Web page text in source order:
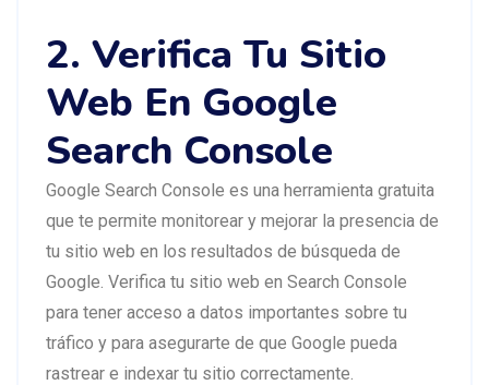
2. Verifica Tu Sitio
Web En Google
Search Console
Google Search Console es una herramienta gratuita
que te permite monitorear y mejorar la presencia de
tu sitio web en los resultados de búsqueda de
Google. Verifica tu sitio web en Search Console
para tener acceso a datos importantes sobre tu
tráfico y para asegurarte de que Google pueda
rastrear e indexar tu sitio correctamente.